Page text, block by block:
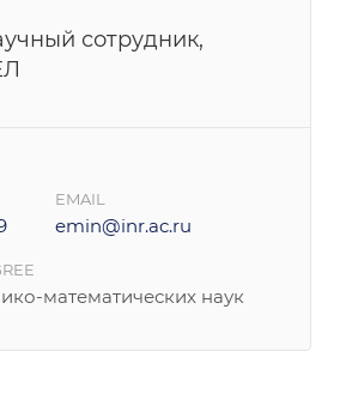
сотрудник,
EMAIL
emin@inr.ac.ru
математических наук